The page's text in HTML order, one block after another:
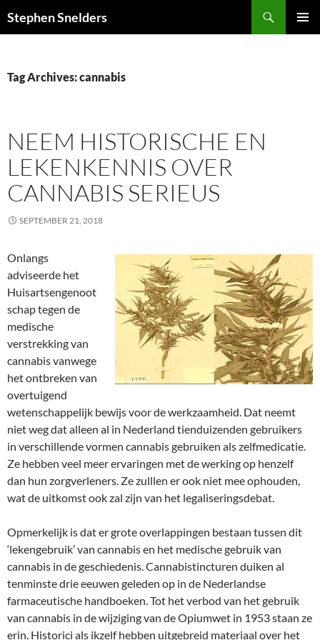
Stephen Snelders
Tag Archives: cannabis
NEEM HISTORISCHE EN
LEKENKENNIS OVER
CANNABIS SERIEUS
SEPTEMBER 21, 2018
Onlangs
adviseerde het
Huisartsengenoot
schap tegen de
medische
verstrekking van
cannabis vanwege
het ontbreken van
overtuigend
wetenschappelijk bewijs voor de werkzaamheid. Dat neemt
niet weg dat alleen al in Nederland tienduizenden gebruikers
in verschillende vormen cannabis gebruiken als zelfmedicatie.
Ze hebben veel meer ervaringen met de werking op henzelf
dan hun zorgverleners. Ze zulllen er ook niet mee ophouden,
wat de uitkomst ook zal zijn van het legaliseringsdebat.
Opmerkelijk is dat er grote overlappingen bestaan tussen dit
‘lekengebruik’ van cannabis en het medische gebruik van
cannabis in de geschiedenis. Cannabistincturen duiken al
tenminste drie eeuwen geleden op in de Nederlandse
farmaceutische handboeken. Tot het verbod van het gebruik
van cannabis in de wijziging van de Opiumwet in 1953 staan ze
erin. Historici als ikzelf hebben uitgebreid materiaal over het